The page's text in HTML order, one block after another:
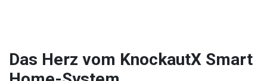
Das Herz vom KnockautX Smart